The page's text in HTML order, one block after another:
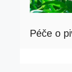
Péče o